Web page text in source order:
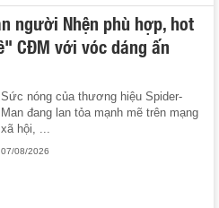
người Nhện phù hợp, hot
CĐM với vóc dáng ấn
Sức nóng của thương hiệu Spider-
Man đang lan tỏa mạnh mẽ trên mạng
xã hội, ...
07/08/2026